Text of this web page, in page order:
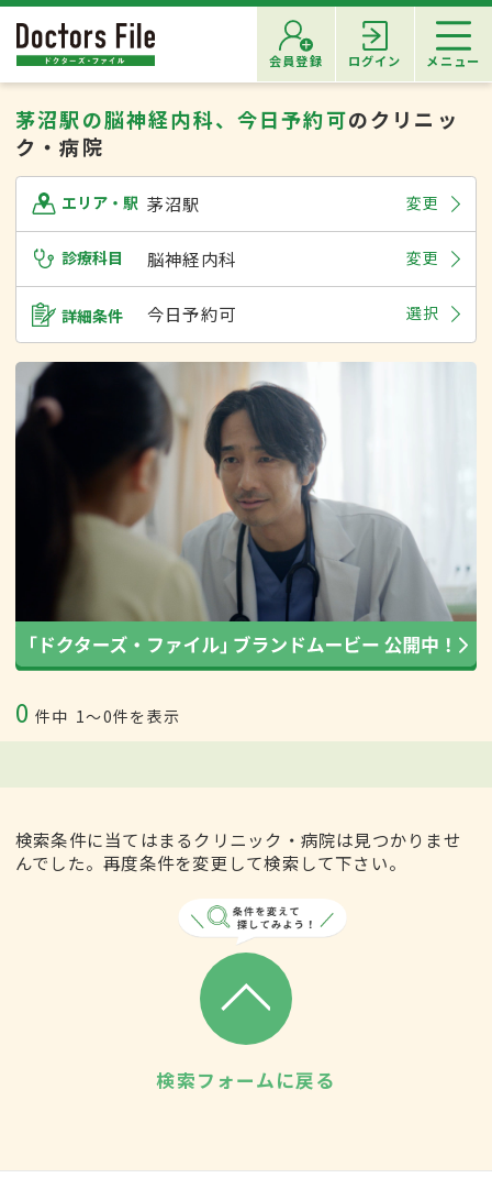
会員登録 ログイン メニュー
茅沼駅の脳神経内科、今日予約可のクリニッ
ク・病院
エリア・駅 茅沼駅 変更
診療科目 脳神経内科 変更
詳細条件 今日予約可 選択
0 件中 1〜0件を表示
検索条件に当てはまるクリニック・病院は見つかりませ
んでした。再度条件を変更して検索して下さい。
検索フォームに戻る